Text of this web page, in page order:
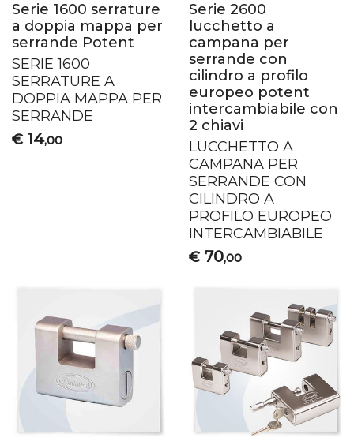
Serie 1600 serrature
a doppia mappa per
serrande Potent
SERIE 1600
SERRATURE A
DOPPIA MAPPA PER
SERRANDE
€ 14,00
Serie 2600
lucchetto a
campana per
serrande con
cilindro a profilo
europeo potent
intercambiabile con
2 chiavi
LUCCHETTO A
CAMPANA PER
SERRANDE CON
CILINDRO A
PROFILO EUROPEO
INTERCAMBIABILE
€ 70,00